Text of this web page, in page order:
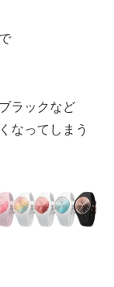
ラックなど
なってしまう